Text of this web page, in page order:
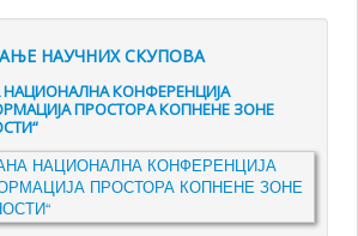
НАУЧНИХ СКУПОВА
КОНФЕРЕНЦИЈА
ПРОСТОРА КОПНЕНЕ ЗОНЕ